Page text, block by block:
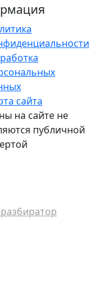
сайта
на сайте не
публичной